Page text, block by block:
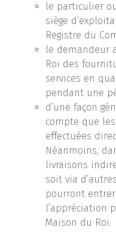
le particulier
siège
Registre du
le demandeur
Roi des
services en
pendant une
d’une façon
compte que
effectuées
Néanmoins,
livraisons
soit via
pourront
l’appréciation
Maison du Roi.